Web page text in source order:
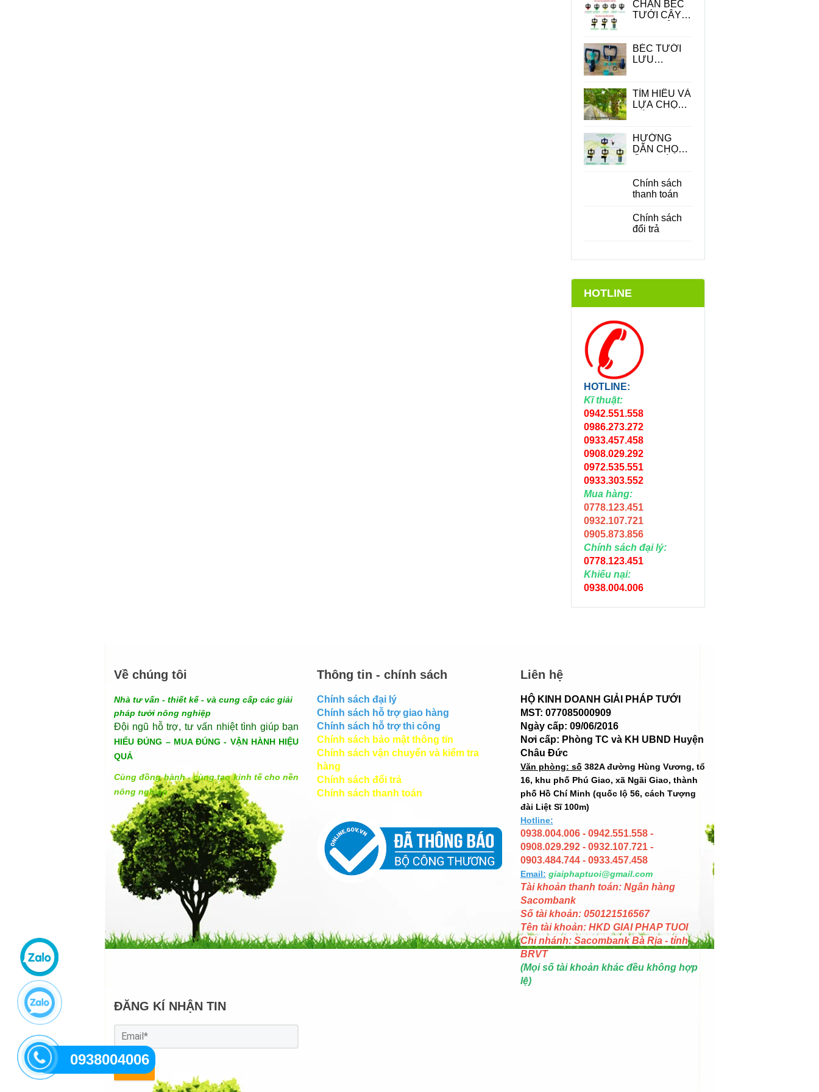
Về chúng tôi
Nhà tư vấn - thiết kế - và cung cấp các giải
pháp tưới nông nghiệp
Đội ngũ hỗ trợ, tư vấn nhiệt tình giúp bạn
HIỂU ĐÚNG – MUA ĐÚNG - VẬN HÀNH HIỆU
QUẢ
Cùng đồng hành - cùng tạo kinh tế cho nền
nông nghiệp
Thông tin - chính sách
Chính sách đại lý
Chính sách hỗ trợ giao hàng
Chính sách hỗ trợ thi công
Chính sách bảo mật thông tin
Chính sách vận chuyển và kiểm tra
hàng
Chính sách đổi trả
Chính sách thanh toán
Liên hệ
HỘ KINH DOANH GIẢI PHÁP TƯỚI
MST: 077085000909
Ngày cấp: 09/06/2016
Nơi cấp: Phòng TC và KH UBND Huyện
Châu Đức
Văn phòng: số 382A đường Hùng Vương, tổ
16, khu phố Phú Giao, xã Ngãi Giao, thành
phố Hồ Chí Minh (quốc lộ 56, cách Tượng
đài Liệt Sĩ 100m)
Hotline:
0938.004.006 - 0942.551.558 -
0908.029.292 - 0932.107.721 -
0903.484.744 - 0933.457.458
Email: giaiphaptuoi@gmail.com
Tài khoản thanh toán: Ngân hàng
Sacombank
Số tài khoản: 050121516567
Tên tài khoản: HKD GIAI PHAP TUOI
Chi nhánh: Sacombank Bà Rịa - tỉnh
BRVT
(Mọi số tài khoản khác đều không hợp
lệ)
ĐĂNG KÍ NHẬN TIN
0938004006
CHÂN BÉC
TƯỚI CÂY -
TRONG
TRONG HỆ
BÉC TƯỚI
LƯU
TÌM HIỂU VÀ
LỰA CHỌN
CÂY ĂN
QUẢ PHÙ
HƯỚNG
DẪN CHỌN
TƯỚI CÂY
PHÙ HỢP
KIỆM CHI
PHÍ
Chính sách
thanh toán
Chính sách
đổi trả
HOTLINE
HOTLINE:
Kĩ thuật:
0942.551.558
0986.273.272
0933.457.458
0908.029.292
0972.535.551
0933.303.552
Mua hàng:
0778.123.451
0932.107.721
0905.873.856
Chính sách đại lý:
0778.123.451
Khiếu nại:
0938.004.006